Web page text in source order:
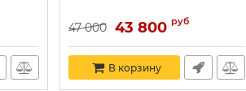
47 000 43 800 руб
В корзину